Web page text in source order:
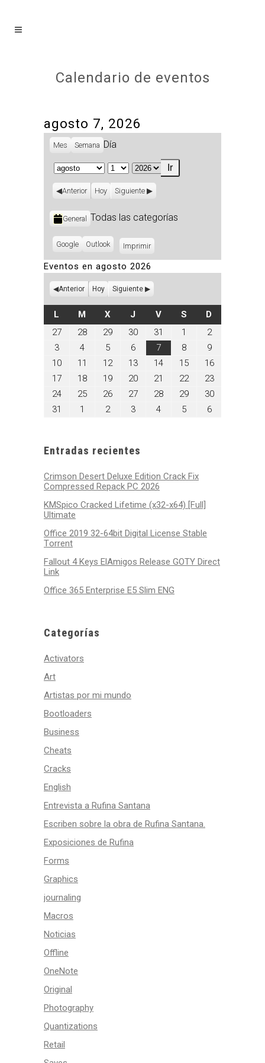
Calendario de eventos
agosto 7, 2026
Mes Semana Día
Mes
Día
Año
Anterior Hoy Siguiente
Categorías
General Todas las categorías
Subscribe
Google
Subscribe
Outlook ImprimirVistas
Eventos en agosto 2026
Anterior Hoy Siguiente
L LUNES
M MARTES
XMIÉRCOLES
J JUEVES
VVIERNES
SSÁBADO
D
27julio
28julio
29julio
30julio
30,
31
31,
1
agosto
2026
2agosto
2,
2026
3agosto
3,
2026
4agosto
4,
2026
5agosto
5,
2026
6agosto
6,
2026
7agosto
7,
2026
8agosto
8,
2026
9agosto
9,
2026
10agosto
10,
11
agosto
2026
12agosto
2026
13agosto
2026
14agosto
2026
15agosto
2026
16agosto
2026
17agosto
2026
18agosto
18,
2026
19agosto
2026
20agosto
20,
2026
21
agosto
2026
22agosto
2026
23agosto
23,
2026
24agosto
25agosto
26agosto
27agosto
28agosto
29agosto
30agosto
31
agosto
1
septiembre
2septiembre
3septiembre
4septiembre
5septiembre
6septiembre
Entradas recientes
Crimson Desert Deluxe Edition Crack Fix
Compressed Repack PC 2026
KMSpico Cracked Lifetime (x32-x64) [Full]
Ultimate
Office 2019 32-64bit Digital License Stable
Tоrrеnt
Fallout 4 Keys ElAmigos Release GOTY Direct
Link
Office 365 Enterprise E5 Slim ENG
Categorías
Activators
Art
Artistas por mi mundo
Bootloaders
Business
Cheats
Cracks
English
Entrevista a Rufina Santana
Escriben sobre la obra de Rufina Santana.
Exposiciones de Rufina
Forms
Graphics
journaling
Macros
Noticias
Offline
OneNote
Original
Photography
Quantizations
Retail